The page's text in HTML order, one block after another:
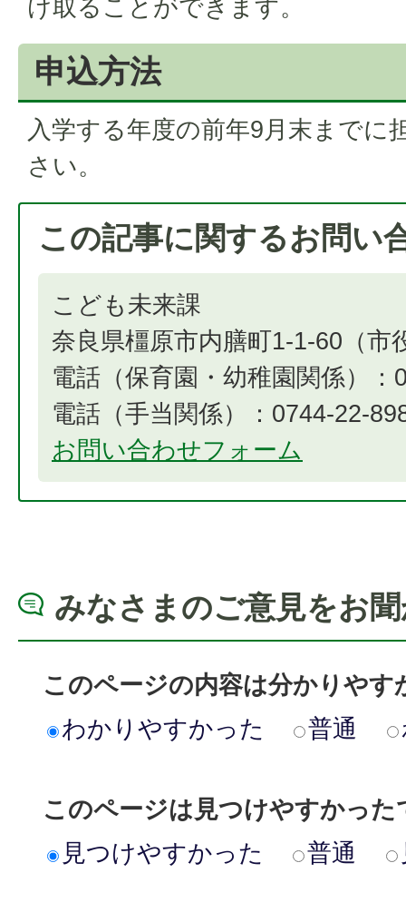
け取ることができます。
申込方法
入学する年度の前年9月末までに
さい。
この記事に関するお問い
こども未来課
奈良県橿原市内膳町1-1-60（市
電話（保育園・幼稚園関係）：
電話（手当関係）：0744-22-
お問い合わせフォーム
みなさまのご意見をお
このページの内容は分かりやす
わかりやすかった
普通
このページは見つけやすかった
見つけやすかった
普通